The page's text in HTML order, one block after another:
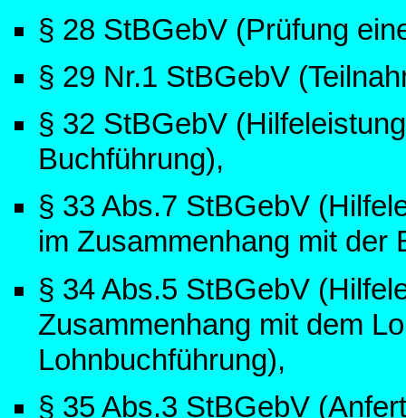
§ 28 StBGebV (Prüfung
§ 29 Nr.1 StBGebV
§ 32 StBGebV
Buchführung),
§ 33 Abs.7 StBGebV
im Zusammenhang mit der
§ 34 Abs.5 StBGebV
Zusammenhang mit dem
Lohnbuchführung),
§ 35 Abs.3 StBGebV